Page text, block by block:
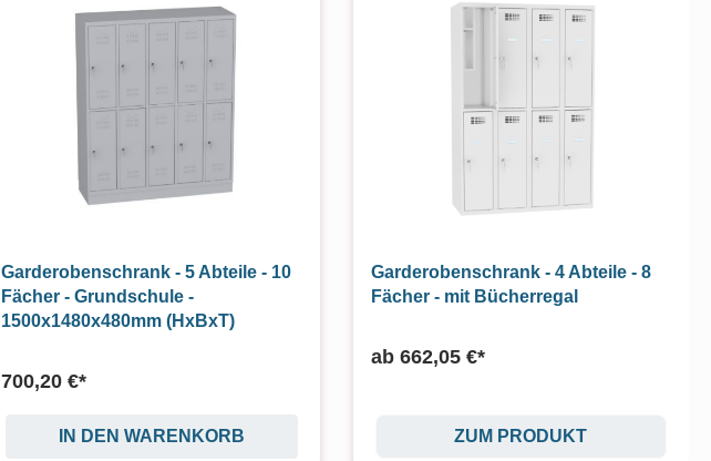
Garderobenschrank - 5 Abteile - 10
Fächer - Grundschule -
1500x1480x480mm (HxBxT)
700,20 €*
IN DEN WARENKORB
Garderobenschrank - 4 Abteile - 8
Fächer - mit Bücherregal
ab 662,05 €*
ZUM PRODUKT